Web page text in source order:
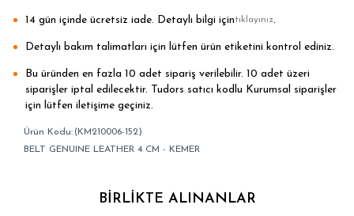
14 gün içinde ücretsiz iade. Detaylı bilgi içintıklayınız.
Detaylı bakım talimatları için lütfen ürün etiketini kontrol ediniz.
Bu üründen en fazla 10 adet sipariş verilebilir. 10 adet üzeri
siparişler iptal edilecektir. Tudors satıcı kodlu Kurumsal siparişler
için lütfen iletişime geçiniz.
(KM210006-152)
BELT GENUINE LEATHER 4 CM - KEMER
BIRLIKTE ALINANLAR